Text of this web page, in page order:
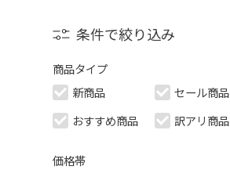
条件で絞り込み
商品タイプ
新商品
セール商品
おすすめ商品
訳アリ商品
価格帯